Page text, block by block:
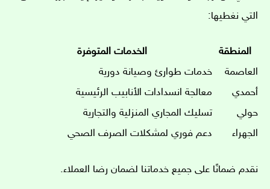
التي نغطيها:
المنطقة
الخدمات المتوفرة
العاصمة
خدمات طوارئ وصيانة دورية
أحمدي
معالجة انسدادات الأنابيب الرئيسية
حولي
تسليك المجاري المنزلية والتجارية
الجهراء
دعم فوري لمشكلات الصرف الصحي
نقدم ضمانًا على جميع خدماتنا لضمان رضا العملاء.